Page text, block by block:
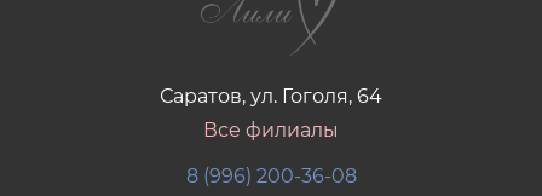
Саратов, ул. Гоголя, 64
Все филиалы
8 (996) 200-36-08